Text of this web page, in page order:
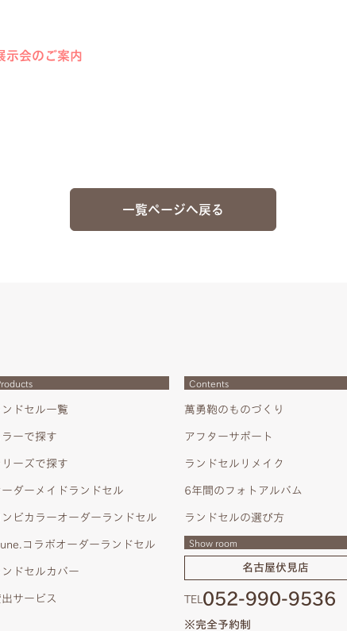
会のご案内
一覧ページへ戻る
ンドセル一覧
ラーで探す
リーズで探す
ーダーメイドランドセル
ンビカラーオーダーランドセル
コラボオーダーランドセル
ンドセルカバー
出サービス
Contents
萬勇鞄のものづくり
アフターサポート
ランドセルリメイク
6年間のフォトアルバム
ランドセルの選び方
Show room
名古屋伏見店
TEL 052-990-9536
※完全予約制